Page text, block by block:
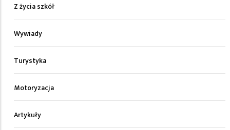
Z życia szkół
Wywiady
Turystyka
Motoryzacja
Artykuły